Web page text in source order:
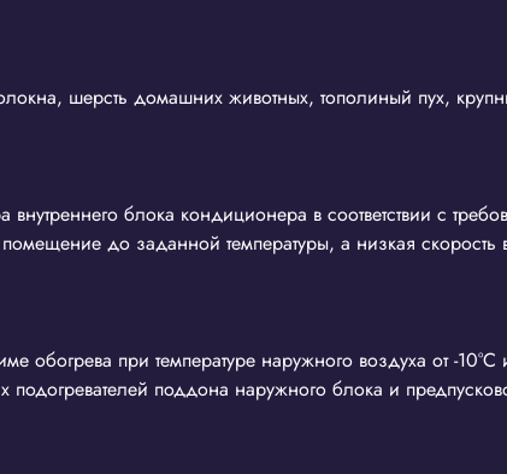
шерсть домашних животных, тополиный пух,
внутреннего блока кондиционера в соответствии с
до заданной температуры, а низкая скорость
обогрева при температуре наружного воздуха от -
поддона наружного блока и